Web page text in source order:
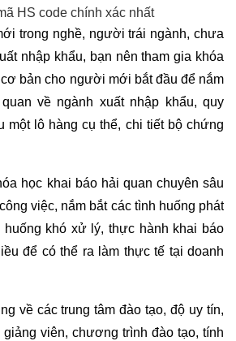
HS code chính xác nhất
trong nghề, người trái ngành, chưa
nhập khẩu, bạn nên tham gia khóa
bản cho người mới bắt đầu để nắm
về ngành xuất nhập khẩu, quy
một lô hàng cụ thể, chi tiết bộ chứng
học khai báo hải quan chuyên sâu
việc, nắm bắt các tình huống phát
huống khó xử lý, thực hành khai báo
để có thể ra làm thực tế tại doanh
về các trung tâm đào tạo, độ uy tín,
viên, chương trình đào tạo, tính